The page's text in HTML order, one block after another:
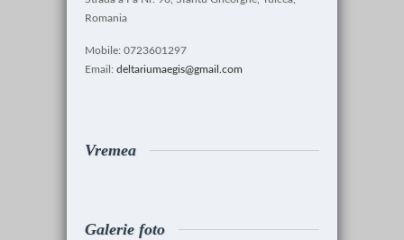
Romania
Mobile: 0723601297
Email: deltariumaegis@gmail.com
Vremea
Galerie foto